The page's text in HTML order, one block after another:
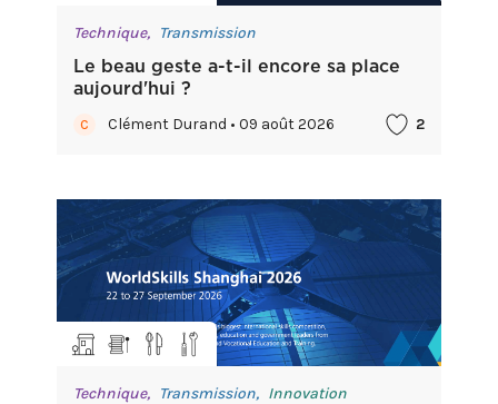
Technique, Transmission
Le beau geste a-t-il encore sa place
aujourd'hui ?
C Clément Durand • 09 août 2026 2
Technique, Transmission, Innovation